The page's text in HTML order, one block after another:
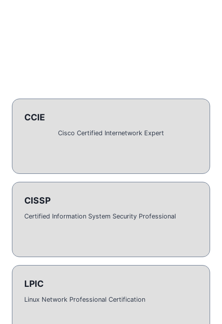
CCIE
Cisco Certified Internetwork Expert
CISSP
Certified Information System Security Professional
LPIC
Linux Network Professional Certification